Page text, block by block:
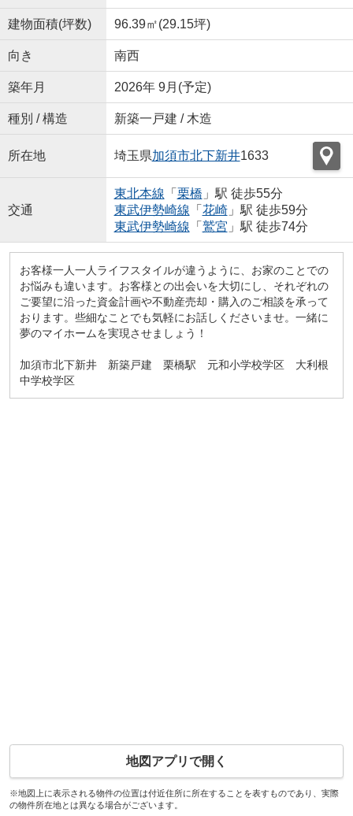
建物面積(坪数) 96.39㎡(29.15坪)
向き 南西
築年月 2026年 9月(予定)
種別 / 構造 新築一戸建 / 木造
所在地 埼玉県加須市北下新井1633
交通
東北本線 「 栗橋 」駅 徒歩55分
東武伊勢崎線 「 花崎」駅 徒歩59分
東武伊勢崎線 「 鷲宮 」駅 徒歩74分
お客様一人一人ライフスタイルが違うように、お家のことでの
お悩みも違います。お客様との出会いを大切にし、それぞれの
ご要望に沿った資金計画や不動産売却・購入のご相談を承って
おります。些細なことでも気軽にお話しくださいませ。一緒に
夢のマイホームを実現させましょう！
加須市北下新井 新築戸建 栗橋駅 元和小学校学区 大利根
中学校学区
地図アプリで開く
※地図上に表示される物件の位置は付近住所に所在することを表すものであり、実際
の物件所在地とは異なる場合がございます。